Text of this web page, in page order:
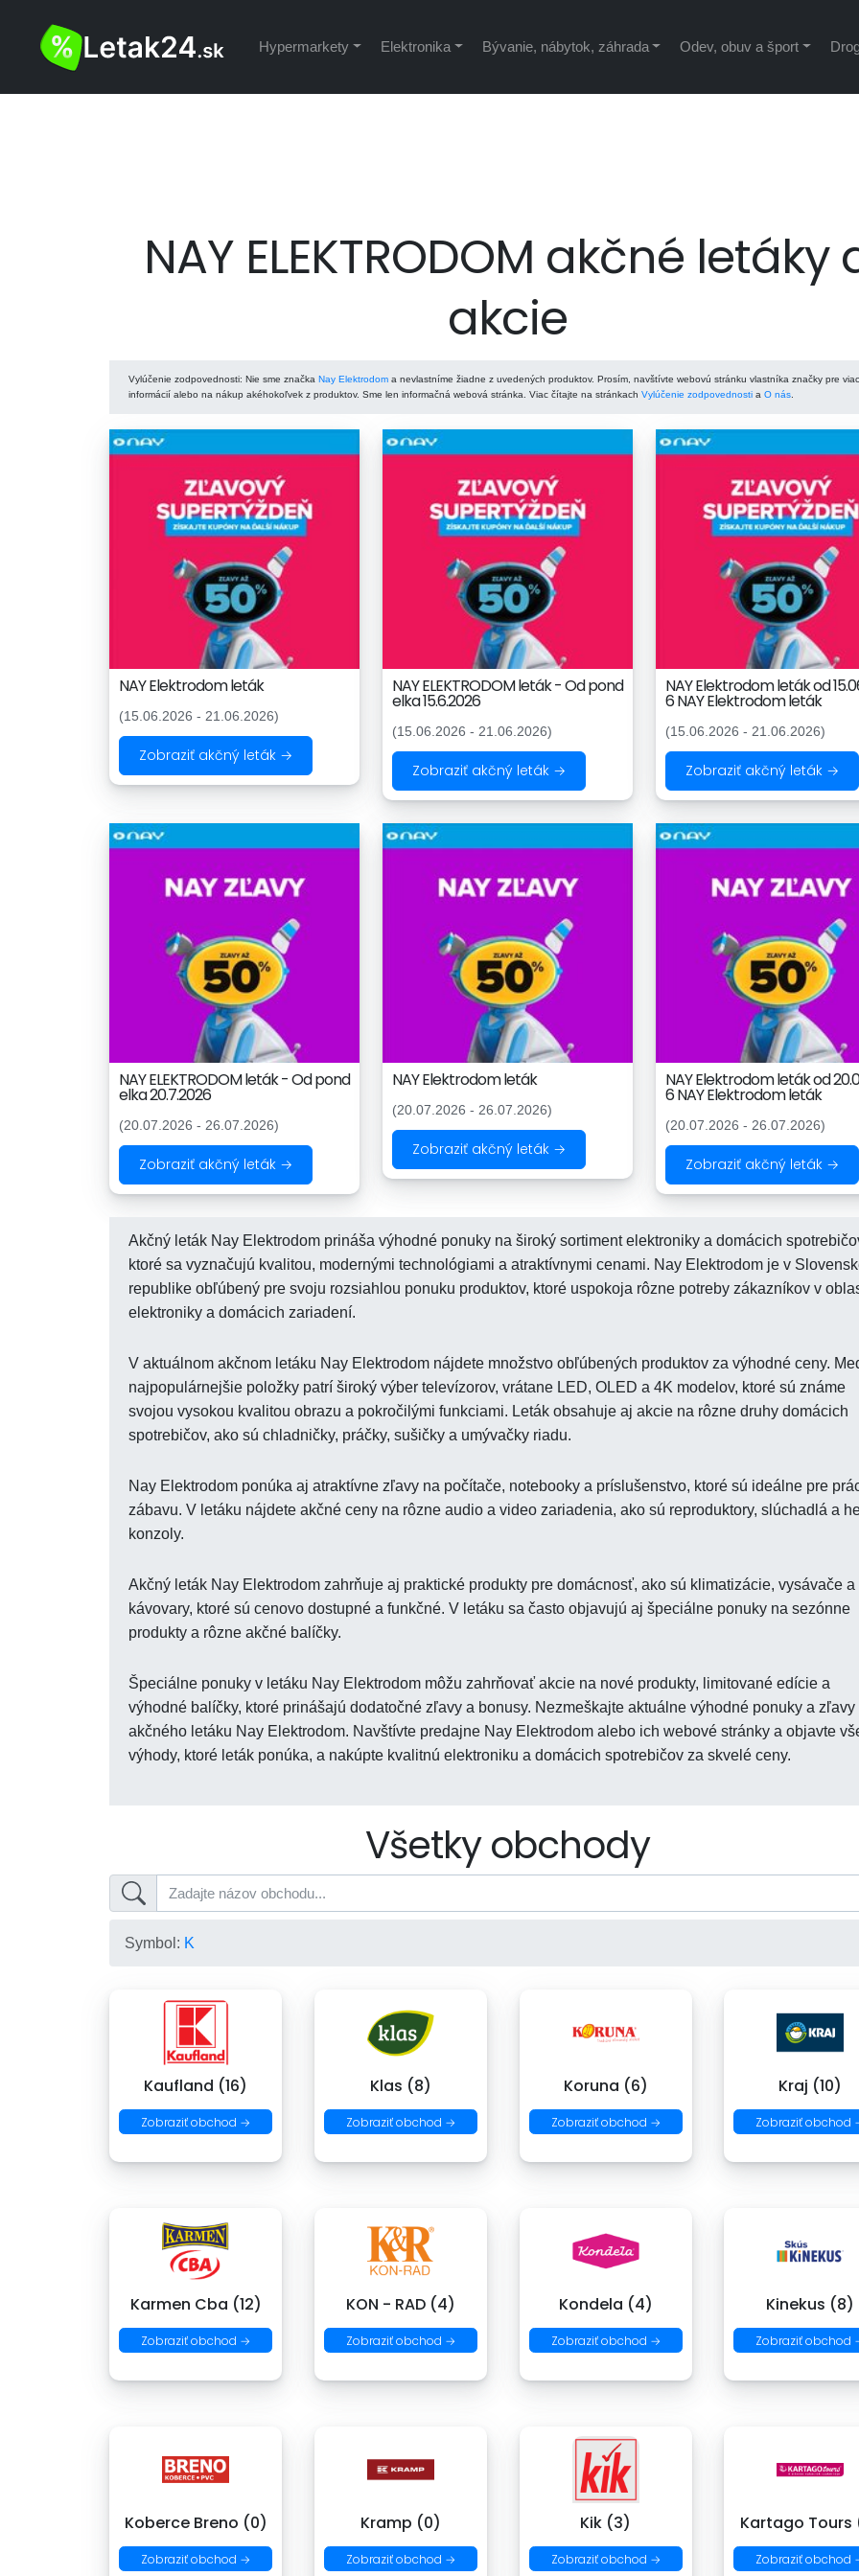
Hypermarkety Elektronika Bývanie, nábytok, záhrada Odev, obuv a šport
NAY ELEKTRODOM akčné letáky
akcie
Vylúčenie zodpovednosti: Nie sme značka Nay Elektrodom a nevlastníme žiadne z uvedených produktov. Prosím, navštívte webovú stránku vlastníka značky pre viac
informácií alebo na nákup akéhokoľvek z produktov. Sme len informačná webová stránka. Viac čítajte na stránkach Vylúčenie zodpovednosti a O nás
NAY Elektrodom leták
(15.06.2026 - 21.06.2026)
Zobraziť akčný leták →
NAY ELEKTRODOM leták - Od pond
elka 15.6.2026
(15.06.2026 - 21.06.2026)
Zobraziť akčný leták →
NAY Elektrodom leták od
6 NAY Elektrodom leták
(15.06.2026 - 21.06.2026)
Zobraziť akčný leták →
NAY ELEKTRODOM leták - Od pond
elka 20.7.2026
(20.07.2026 - 26.07.2026)
Zobraziť akčný leták →
NAY Elektrodom leták
(20.07.2026 - 26.07.2026)
Zobraziť akčný leták →
NAY Elektrodom leták od
6 NAY Elektrodom leták
(20.07.2026 - 26.07.2026)
Zobraziť akčný leták →
Akčný leták Nay Elektrodom prináša výhodné ponuky na široký sortiment elektroniky a domácich
ktoré sa vyznačujú kvalitou, modernými technológiami a atraktívnymi cenami. Nay Elektrodom je v
republike obľúbený pre svoju rozsiahlou ponuku produktov, ktoré uspokoja rôzne potreby zákazníkov v
elektroniky a domácich zariadení.
V aktuálnom akčnom letáku Nay Elektrodom nájdete množstvo obľúbených produktov za výhodné ceny.
najpopulárnejšie položky patrí široký výber televízorov, vrátane LED, OLED a 4K modelov, ktoré sú známe
svojou vysokou kvalitou obrazu a pokročilými funkciami. Leták obsahuje aj akcie na rôzne druhy domácich
spotrebičov, ako sú chladničky, práčky, sušičky a umývačky riadu.
Nay Elektrodom ponúka aj atraktívne zľavy na počítače, notebooky a príslušenstvo, ktoré sú ideálne pre
zábavu. V letáku nájdete akčné ceny na rôzne audio a video zariadenia, ako sú reproduktory, slúchadlá a
konzoly.
Akčný leták Nay Elektrodom zahrňuje aj praktické produkty pre domácnosť, ako sú klimatizácie, vysávače a
kávovary, ktoré sú cenovo dostupné a funkčné. V letáku sa často objavujú aj špeciálne ponuky na sezónne
produkty a rôzne akčné balíčky.
Špeciálne ponuky v letáku Nay Elektrodom môžu zahrňovať akcie na nové produkty, limitované edície a
výhodné balíčky, ktoré prinášajú dodatočné zľavy a bonusy. Nezmeškajte aktuálne výhodné ponuky a zľavy
akčného letáku Nay Elektrodom. Navštívte predajne Nay Elektrodom alebo ich webové stránky a objavte
výhody, ktoré leták ponúka, a nakúpte kvalitnú elektroniku a domácich spotrebičov za skvelé ceny.
Všetky obchody
Symbol: K
Kaufland (16)
Zobraziť obchod →
Klas (8)
Zobraziť obchod →
Koruna (6)
Zobraziť obchod →
Kraj (10)
Zobraziť obchod
Karmen Cba (12)
Zobraziť obchod →
KON - RAD (4)
Zobraziť obchod →
Kondela (4)
Zobraziť obchod →
Kinekus (8)
Zobraziť obchod
Koberce Breno (0)
Zobraziť obchod →
Kramp (0)
Zobraziť obchod →
Kik (3)
Zobraziť obchod →
Kartago Tours
Zobraziť obchod